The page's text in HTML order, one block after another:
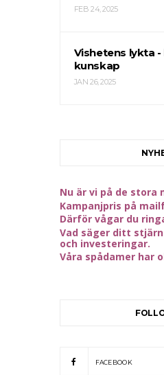
FEB 24, 2025
Vishetens lykta
kunskap
JAN 26, 2025
Nu är vi på de stora
Kampanjpris på
Därför vågar du
Vad säger ditt
och investeringar.
Våra spådamer har
FACEBOOK